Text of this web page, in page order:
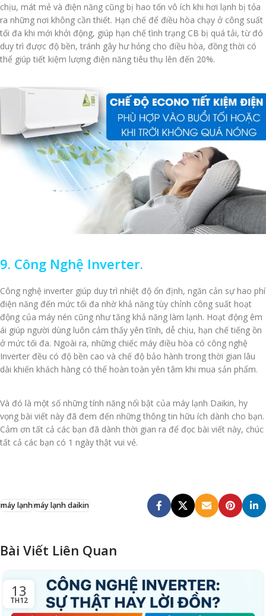
chịu, mát mẻ và điện năng cũng bị hao tốn vô ích khi hơi lạnh bị tỏa
ra những nơi không cần thiết. Hạn chế để điều hòa chạy ở công suất
tối đa khi mới khởi động, giúp hạn chế tình trạng CB bị quá tải, từ đó
duy trì được độ bền, tránh gây hư hỏng cho điều hòa, đồng thời có
thể giúp tiết kiệm lượng điện năng tiêu thụ lên đến 20%.
9. Công Nghệ Inverter.
Công nghệ inverter giúp duy trì nhiệt độ ổn định, ngăn cản sự hao phí
điện năng đến mức tối đa nhờ khả năng tùy chỉnh công suất hoạt
động của máy nén cũng như tăng khả năng làm lạnh. Hoạt động êm
ái giúp người dùng luôn cảm thấy yên tĩnh, dễ chịu, hạn chế tiếng ồn
ở mức tối đa. Ngoài ra, những chiếc máy điều hòa có công nghệ
Inverter đều có độ bền cao và chế độ bảo hành trong thời gian lâu
dài khiến khách hàng có thể hoàn toàn yên tâm khi mua sản phẩm.
Và đó là một số những tính năng nổi bật của máy lạnh Daikin, hy
vọng bài viết này đã đem đến những thông tin hữu ích dành cho bạn.
Cảm ơn tất cả các bạn đã dành thời gian ra để đọc bài viết này, chúc
tất cả các bạn có 1 ngày thật vui vẻ.
máy lạnhmáy lạnh daikin
Bài Viết Liên Quan
13
TH12